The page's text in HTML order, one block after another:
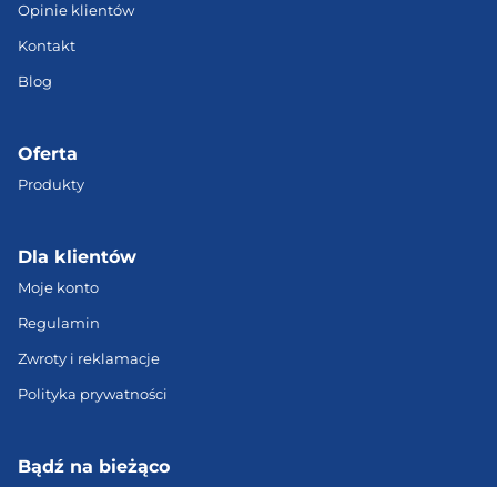
Opinie klientów
Kontakt
Blog
Oferta
Produkty
Dla klientów
Moje konto
Regulamin
Zwroty i reklamacje
Polityka prywatności
Bądź na bieżąco